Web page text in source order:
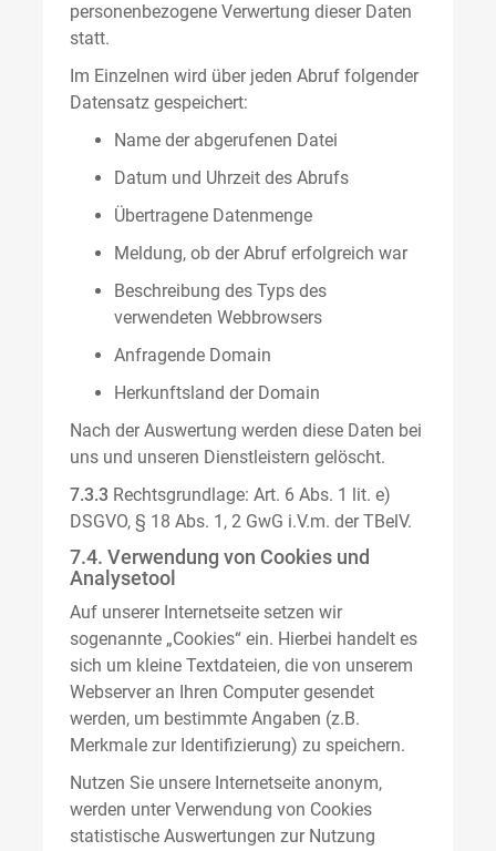
personenbezogene Verwertung dieser Daten
statt.
Im Einzelnen wird über jeden Abruf folgender
Datensatz gespeichert:
Name der abgerufenen Datei
Datum und Uhrzeit des Abrufs
Übertragene Datenmenge
Meldung, ob der Abruf erfolgreich war
Beschreibung des Typs des
verwendeten Webbrowsers
Anfragende Domain
Herkunftsland der Domain
Nach der Auswertung werden diese Daten bei
uns und unseren Dienstleistern gelöscht.
7.3.3 Rechtsgrundlage: Art. 6 Abs. 1 lit. e)
DSGVO, § 18 Abs. 1, 2 GwG i.V.m. der TBelV.
7.4. Verwendung von Cookies und
Analysetool
Auf unserer Internetseite setzen wir
sogenannte „Cookies“ ein. Hierbei handelt es
sich um kleine Textdateien, die von unserem
Webserver an Ihren Computer gesendet
werden, um bestimmte Angaben (z.B.
Merkmale zur Identifizierung) zu speichern.
Nutzen Sie unsere Internetseite anonym,
werden unter Verwendung von Cookies
statistische Auswertungen zur Nutzung